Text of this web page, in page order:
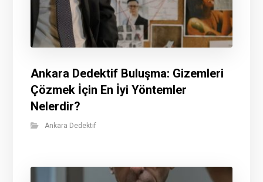
Ankara Dedektif Buluşma: Gizemleri
Çözmek İçin En İyi Yöntemler
Nelerdir?
Ankara Dedektif